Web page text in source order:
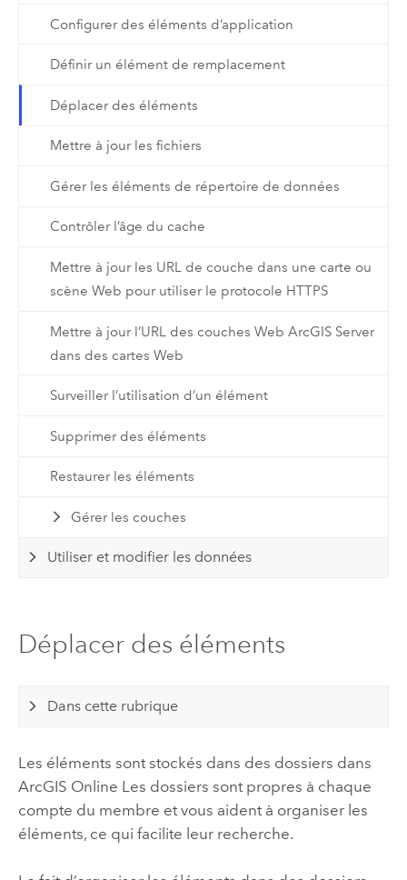
Configurer des éléments d’application
Définir un élément de remplacement
Déplacer des éléments
Mettre à jour les fichiers
Gérer les éléments de répertoire de données
Contrôler l’âge du cache
Mettre à jour les URL de couche dans une carte ou
scène Web pour utiliser le protocole HTTPS
Mettre à jour l’URL des couches Web ArcGIS Server
dans des cartes Web
Surveiller l’utilisation d’un élément
Supprimer des éléments
Restaurer les éléments
Gérer les couches
Utiliser et modifier les données
Déplacer des éléments
Dans cette rubrique
Les éléments sont stockés dans des dossiers dans
ArcGIS Online Les dossiers sont propres à chaque
compte du membre et vous aident à organiser les
éléments, ce qui facilite leur recherche.